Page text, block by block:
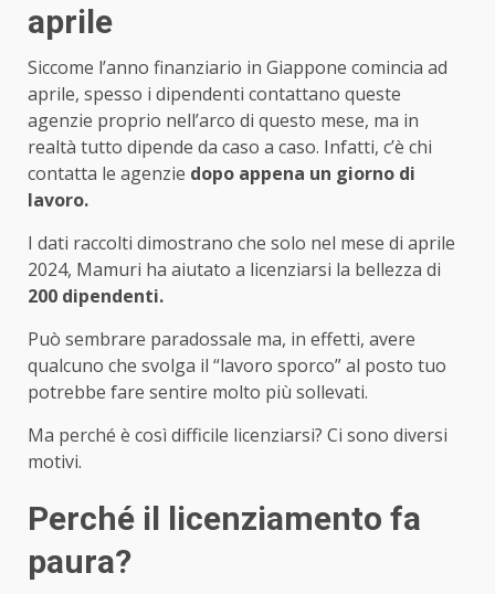
aprile
Siccome l’anno finanziario in Giappone comincia ad
aprile, spesso i dipendenti contattano queste
agenzie proprio nell’arco di questo mese, ma in
realtà tutto dipende da caso a caso. Infatti, c’è chi
contatta le agenzie dopo appena un giorno di
lavoro.
I dati raccolti dimostrano che solo nel mese di aprile
2024, Mamuri ha aiutato a licenziarsi la bellezza di
200 dipendenti.
Può sembrare paradossale ma, in effetti, avere
qualcuno che svolga il “lavoro sporco” al posto tuo
potrebbe fare sentire molto più sollevati.
Ma perché è così difficile licenziarsi? Ci sono diversi
motivi.
Perché il licenziamento fa
paura?